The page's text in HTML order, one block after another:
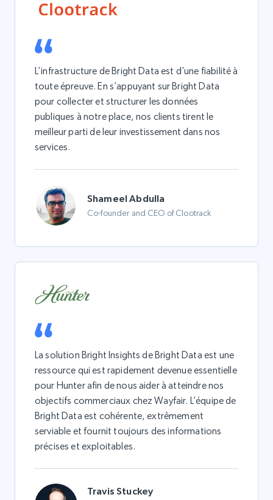
L’infrastructure de Bright Data est d’une fiabilité à
toute épreuve. En s’appuyant sur Bright Data
pour collecter et structurer les données
publiques à notre place, nos clients tirent le
meilleur parti de leur investissement dans nos
services.
Shameel Abdulla
Co-founder and CEO of Clootrack
La solution Bright Insights de Bright Data est une
ressource qui est rapidement devenue essentielle
pour Hunter afin de nous aider à atteindre nos
objectifs commerciaux chez Wayfair. L’équipe de
Bright Data est cohérente, extrêmement
serviable et fournit toujours des informations
précises et exploitables.
Travis Stuckey